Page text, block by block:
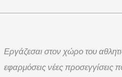
Εργάζεσαι στον χώρο του
εφαρμόσεις νέες προσεγγίσεις